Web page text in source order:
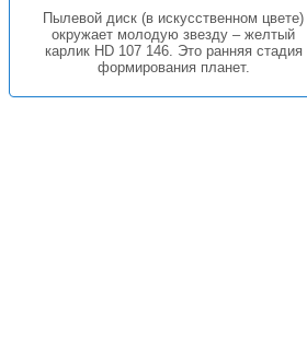
Пылевой диск (в искусственном цвете)
окружает молодую звезду – желтый
карлик HD 107 146. Это ранняя стадия
формирования планет.